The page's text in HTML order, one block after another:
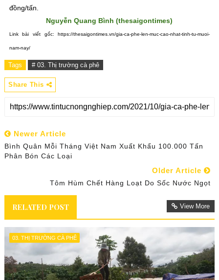
đồng/tấn.
Nguyễn Quang Bình (thesaigontimes)
Link bài viết gốc: https://thesaigontimes.vn/gia-ca-phe-len-muc-cao-nhat-tinh-tu-muoi-
nam-nay/
Tags # 03. Thị trường cà phê
Share This
Newer Article
Bình Quân Mỗi Tháng Việt Nam Xuất Khẩu 100.000 Tấn
Phân Bón Các Loại
Older Article
Tôm Hùm Chết Hàng Loạt Do Sốc Nước Ngọt
RELATED POST View More
03. THỊ TRƯỜNG CÀ PHÊ